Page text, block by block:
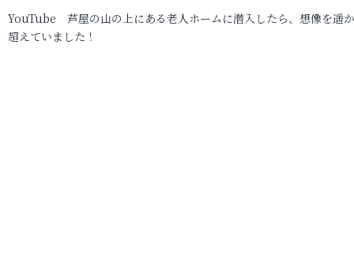
YouTube 芦屋の山の上にある老人ホームに潜入したら、想像を遥
超えていました！